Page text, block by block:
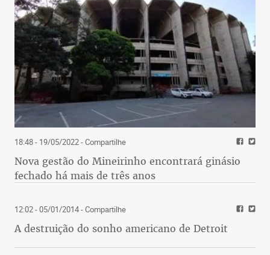
18:48 - 19/05/2022- Compartilhe
Nova gestão do Mineirinho encontrará ginásio
fechado há mais de três anos
12:02 - 05/01/2014- Compartilhe
A destruição do sonho americano de Detroit